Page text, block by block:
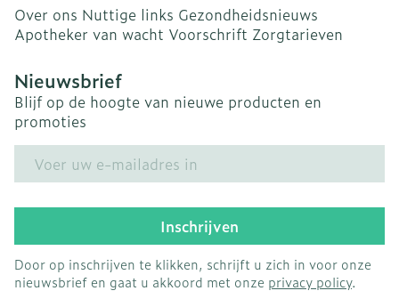
Over ons Nuttige links Gezondheidsnieuws
Apotheker van wacht Voorschrift Zorgtarieven
Nieuwsbrief
Blijf op de hoogte van nieuwe producten en
promoties
Inschrijven
Door op inschrijven te klikken, schrijft u zich in voor onze
nieuwsbrief en gaat u akkoord met onze privacy policy.